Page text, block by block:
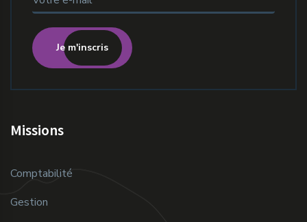
Je m'inscris
Missions
Comptabilité
Gestion